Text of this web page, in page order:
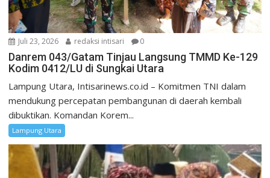
Juli 23, 2026 redaksi intisari 0
Danrem 043/Gatam Tinjau Langsung TMMD Ke-129
Kodim 0412/LU di Sungkai Utara
Lampung Utara, Intisarinews.co.id – Komitmen TNI dalam
mendukung percepatan pembangunan di daerah kembali
dibuktikan. Komandan Korem...
Lampung Utara